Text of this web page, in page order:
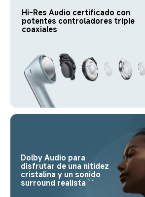
Hi-Res Audio certificado con
potentes controladores triple
coaxiales
Dolby Audio para
disfrutar de una nitidez
cristalina y un sonido
surround realista
3, 6